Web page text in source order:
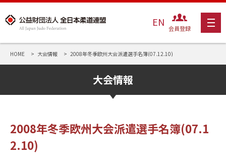
EN 会員登録
HOME 大会情報 2008年冬季欧州大会派遣選手名簿(07.12.10)
大会情報
2008年冬季欧州大会派遣選手名簿(07.1
2.10)